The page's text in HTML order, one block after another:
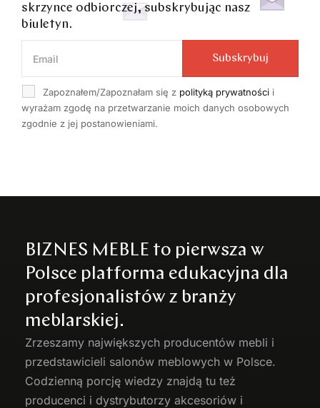
skrzynce odbiorczej, subskrybując nasz
biuletyn.
Zapoznałem/Zapoznałam się z polityką prywatności i
wyrażam zgodę na przetwarzanie moich danych osobowych
zgodnie z jej postanowieniami.
Subskrybuj
BIZNES MEBLE to pierwsza w
Polsce platforma edukacyjna dla
profesjonalistów z branży
meblarskiej.
Zrzeszamy największych producentów mebli i
przedstawicieli salonów meblowych w Polsce.
Codzienną porcję wiedzy znajdą tu też
producenci i dystrybutorzy akcesoriów i